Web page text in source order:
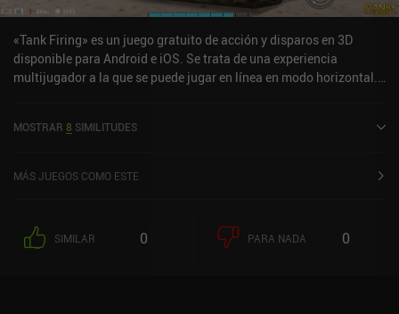
«Tank Firing» es un juego gratuito de acción y disparos en 3D
disponible para Android e iOS. Se trata de una experiencia
multijugador a la que se puede jugar en línea en modo horizontal.
la App Store de iOS.
MOSTRAR 8 SIMILITUDES
MÁS JUEGOS COMO ESTE
SIMILAR 0 PARA NADA 0